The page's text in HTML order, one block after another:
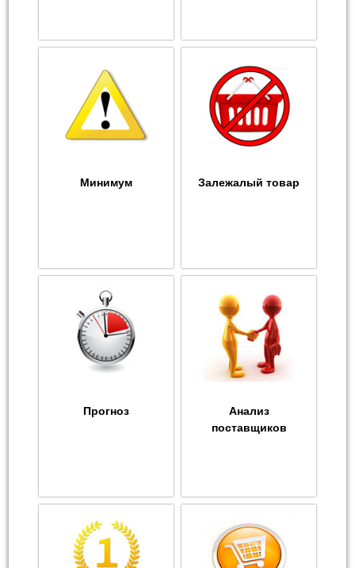
Минимум Залежалый товар
Прогноз
Анализ
поставщиков